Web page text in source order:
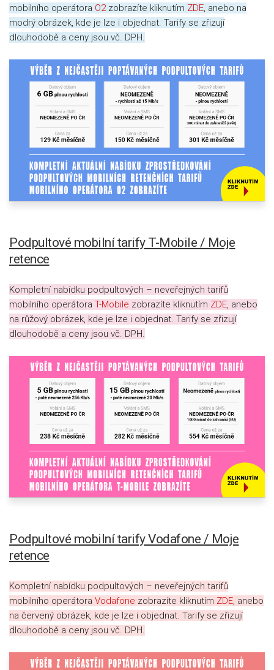
mobilního operátora O2zobrazíte kliknutím ZDE, anebo na
modrý obrázek, kde je lze i objednat. Tarify se zřizují
dlouhodobě a ceny jsou vč. DPH.
Podpultové mobilní tarify T-Mobile / Moje
retence
Kompletní nabídku podpultových – neveřejných tarifů
mobilního operátora T-Mobile zobrazíte kliknutím ZDE, anebo
na růžový obrázek, kde je lze i objednat. Tarify se zřizují
dlouhodobě a ceny jsou vč. DPH.
Podpultové mobilní tarify Vodafone / Moje
retence
Kompletní nabídku podpultových – neveřejných tarifů
mobilního operátora Vodafone zobrazíte kliknutím ZDE, anebo
na červený obrázek, kde je lze i objednat. Tarify se zřizují
dlouhodobě a ceny jsou vč. DPH.